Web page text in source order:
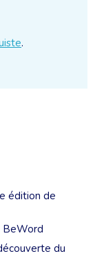
édition de
BeWord
du
.